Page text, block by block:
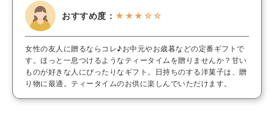
おすすめ度： ★★★☆☆
女性の友人に贈るならコレ♪お中元やお歳暮などの定番ギフトで
す。ほっと一息つけるようなティータイムを贈りませんか？甘い
ものが好きな人にぴったりなギフト。日持ちのする洋菓子は、贈
り物に最適。ティータイムのお供に楽しんでいただけます。